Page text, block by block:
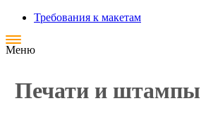
Требования к макетам
Меню
Печати и штампы